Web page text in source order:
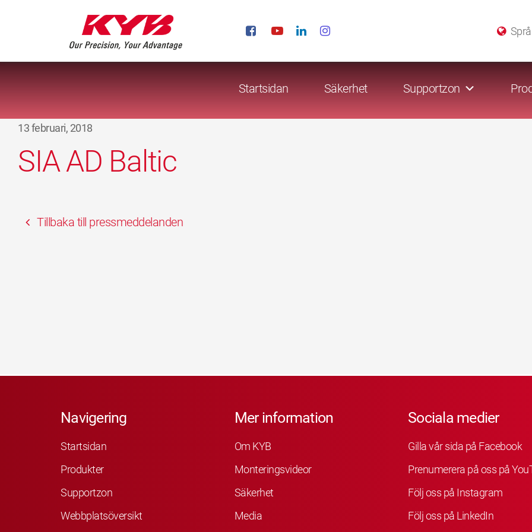
Startsidan Säkerhet Supportzon
13 februari, 2018
SIA AD Baltic
Tillbaka till pressmeddelanden
Navigering
Startsidan
Produkter
Supportzon
Webbplatsöversikt
Mer information
Om KYB
Monteringsvideor
Säkerhet
Media
Sociala medier
Gilla vår sida på Facebook
Prenumerera på oss på
Följ oss på Instagram
Följ oss på LinkedIn